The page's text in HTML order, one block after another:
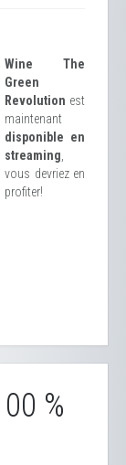
Wine The
Green
Revolution est
maintenant
disponible en
streaming
vous devriez en
profiter!
%